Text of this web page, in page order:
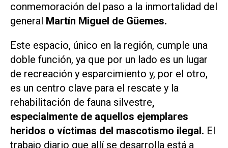
conmemoración del paso a la inmortalidad del
general Martín Miguel de Güemes.
Este espacio, único en la región, cumple una
doble función, ya que por un lado es un lugar
de recreación y esparcimiento y, por el otro,
es un centro clave para el rescate y la
rehabilitación de fauna silvestre,
especialmente de aquellos ejemplares
heridos o víctimas del mascotismo ilegal. El
trabajo diario que allí se desarrolla está a